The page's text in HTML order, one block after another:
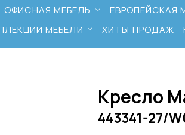
ОФИСНАЯ МЕБЕЛЬ ЕВРОПЕЙСКАЯ
МЕБЕЛИ ХИТЫ ПРОДАЖ
Кресло
443341-27/